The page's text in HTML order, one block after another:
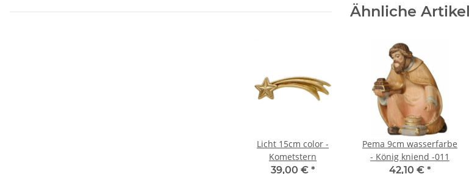
Ähnliche Artikel
Licht 15cm color -
Kometstern
39,00 € *
Pema 9cm wasserfarbe
- König kniend -011
42,10 € *